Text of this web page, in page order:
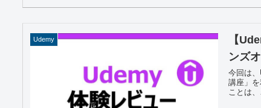
Udemy
【
ンズ
今回は
講座」
ことは